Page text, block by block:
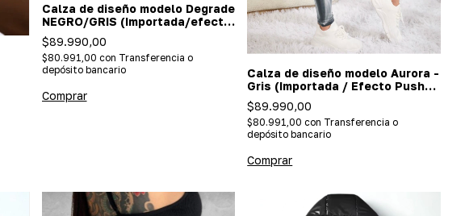
Calza de diseño modelo Degrade
NEGRO/GRIS (Importada/efecto
push up)
$89.990,00
$80.991,00 con Transferencia o
depósito bancario
Comprar
Calza de diseño modelo Aurora -
Gris (Importada / Efecto Push
Up)
$89.990,00
$80.991,00con Transferencia o
depósito bancario
Comprar